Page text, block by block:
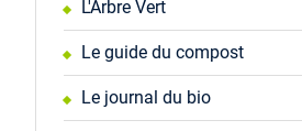
L'Arbre Vert
Le guide du compost
Le journal du bio